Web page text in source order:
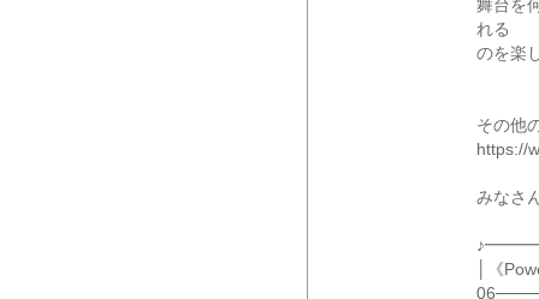
舞台を
れる
のを楽
その他
https://
みなさ
│《